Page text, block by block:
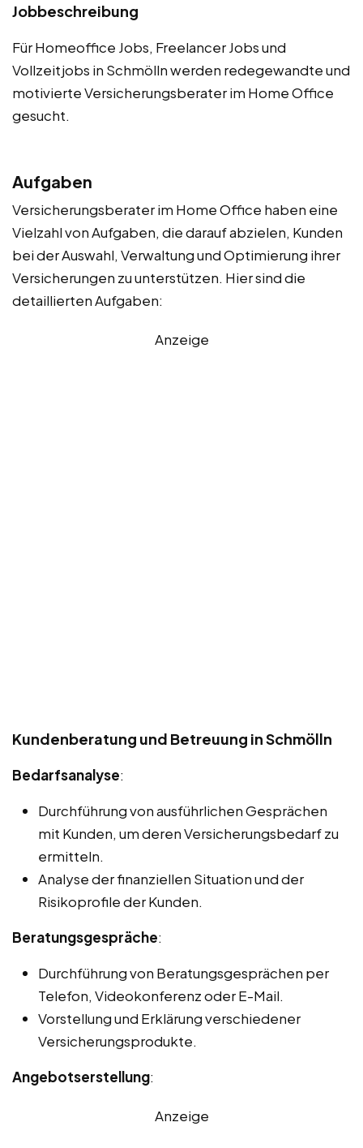
Jobbeschreibung
Für Homeoffice Jobs, Freelancer Jobs und
Vollzeitjobs in Schmölln werden redegewandte und
motivierte Versicherungsberater im Home Office
gesucht.
Aufgaben
Versicherungsberater im Home Office haben eine
Vielzahl von Aufgaben, die darauf abzielen, Kunden
bei der Auswahl, Verwaltung und Optimierung ihrer
Versicherungen zu unterstützen. Hier sind die
detaillierten Aufgaben:
Anzeige
Kundenberatung und Betreuung in Schmölln
Bedarfsanalyse:
Durchführung von ausführlichen Gesprächen
mit Kunden, um deren Versicherungsbedarf zu
ermitteln.
Analyse der finanziellen Situation und der
Risikoprofile der Kunden.
Beratungsgespräche:
Durchführung von Beratungsgesprächen per
Telefon, Videokonferenz oder E-Mail.
Vorstellung und Erklärung verschiedener
Versicherungsprodukte.
Angebotserstellung:
Anzeige